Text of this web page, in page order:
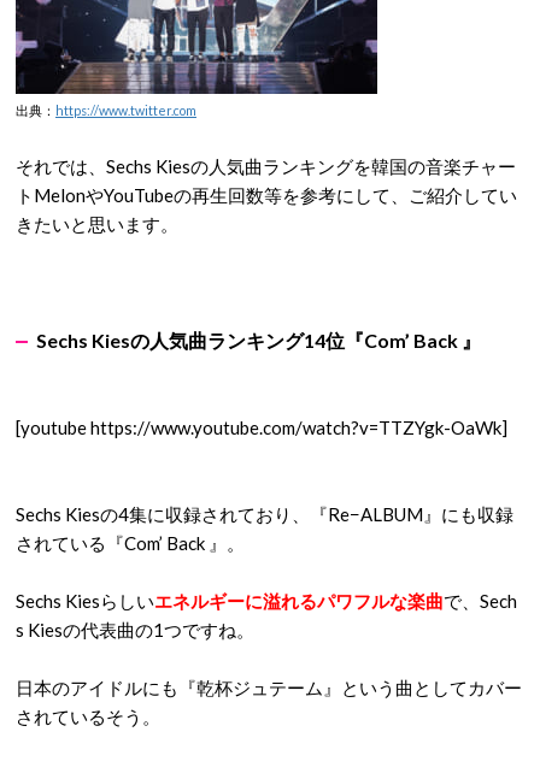
出典： https://www.twitter.com
それでは、Sechs Kiesの人気曲ランキングを韓国の音楽チャー
トMelonやYouTubeの再生回数等を参考にして、ご紹介してい
きたいと思います。
Sechs Kiesの人気曲ランキング14位『Com’ Back 』
[youtube https://www.youtube.com/watch?v=TTZYgk-OaWk]
Sechs Kiesの4集に収録されており、『Re−ALBUM』にも収録
されている『Com’ Back 』。
Sechs Kiesらしいエネルギーに溢れるパワフルな楽曲で、Sech
s Kiesの代表曲の1つですね。
日本のアイドルにも『乾杯ジュテーム』という曲としてカバー
されているそう。